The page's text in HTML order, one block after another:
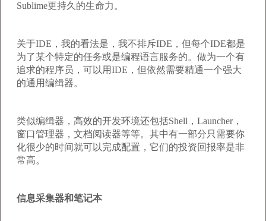
Sublime更持久的生命力。
关于IDE，我的看法是，我不排斥IDE，但每个IDE都是
为了某个特定的任务或是编程语言服务的。做为一个有
追求的程序员，可以用IDE，但依然需要精通一个强大
的通用编缉器。
类似编缉器，高效的开发环境还包括Shell，Launcher，
窗口管理器，文档阅读器等等。其中有一部分只需要你
化很少的时间就可以完成配置，它们的投资回报率是非
常高。
信息采集器和笔记本